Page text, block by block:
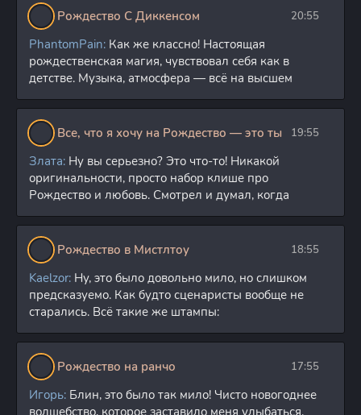
Детство Шелдона /
Молодой Шелдон /
Young Sheldon (2017)
WEB-DL
[H.264/1080p-LQ]
(сезон 1, серии 1-22
из 22) Кураж-Бамбей
32 GB 11 1
Рождество С Диккенсом 20:55
PhantomPain: Как же классно! Настоящая
рождественская магия, чувствовал себя как в
детстве. Музыка, атмосфера — всё на высшем
Все, что я хочу на Рождество — это ты 19:55
Злата: Ну вы серьезно? Это что-то! Никакой
оригинальности, просто набор клише про
Рождество и любовь. Смотрел и думал, когда
Рождество в Мистлтоу 18:55
Kaelzor: Ну, это было довольно мило, но слишком
предсказуемо. Как будто сценаристы вообще не
старались. Всё такие же штампы:
Рождество на ранчо 17:55
Игорь: Блин, это было так мило! Чисто новогоднее